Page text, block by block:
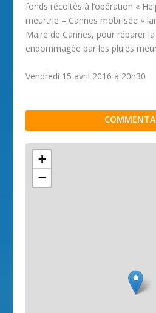
fonds récoltés à l’opération «
meurtrie – Cannes mobilisée »
Maire de Cannes, pour réparer
endommagée par les pluies
Vendredi 15 avril 2016 à 20h30
+
−